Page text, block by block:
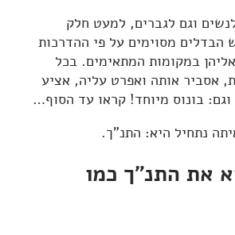
וגם לגברים, למעט חלק
מסוימים על פי ההדרכות
במקומות המתאימים. בכל
אסביר אותה ואפרט עליה, אציע
בונוס מיוחד! קראו עד הסוף…
נתחיל היא: התנ"ך.
את התנ"ך כמו